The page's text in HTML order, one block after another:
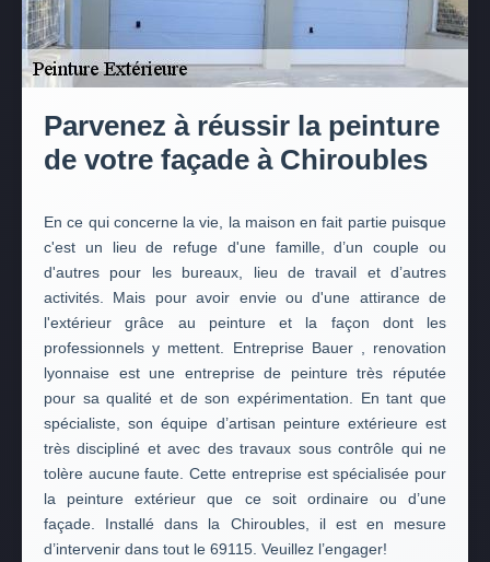
Parvenez à réussir la peinture
de votre façade à Chiroubles
En ce qui concerne la vie, la maison en fait partie puisque
c'est un lieu de refuge d'une famille, d’un couple ou
d'autres pour les bureaux, lieu de travail et d’autres
activités. Mais pour avoir envie ou d'une attirance de
l'extérieur grâce au peinture et la façon dont les
professionnels y mettent. Entreprise Bauer , renovation
lyonnaise est une entreprise de peinture très réputée
pour sa qualité et de son expérimentation. En tant que
spécialiste, son équipe d’artisan peinture extérieure est
très discipliné et avec des travaux sous contrôle qui ne
tolère aucune faute. Cette entreprise est spécialisée pour
la peinture extérieur que ce soit ordinaire ou d’une
façade. Installé dans la Chiroubles, il est en mesure
d’intervenir dans tout le 69115. Veuillez l’engager!